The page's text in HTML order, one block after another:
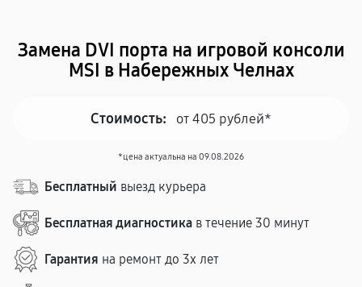
Замена DVI порта на игровой консоли
MSI в Набережных Челнах
Стоимость: от 405 рублей*
*цена актуальна на 09.08.2026
Бесплатный выезд курьера
Бесплатная диагностика в течение 30 минут
Гарантия на ремонт до 3х лет